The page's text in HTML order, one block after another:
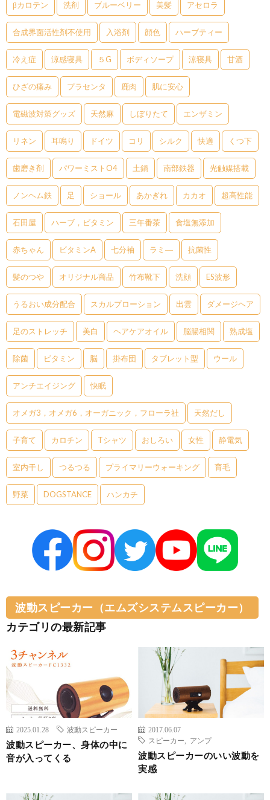
βカロテン 洗剤 ブルーベリー 美髪 アセロラ
合成界面活性剤不使用 入浴剤 顔色 ハーブティー
冷え症 涼感寝具 ５G ボディソープ 涼寝具 甘酒
ひざの痛み プラセンタ 鹿肉 肌に安心
電磁波対策グッズ 天然麻 しぼりたて エンザミン
リネン 耳鳴り ドイツ コリ シルク 快適 くつ下
歯磨き剤 パワーミストO4 土鍋 南部鉄器 光触媒搭載
ノンヘム鉄 足 ショール あかぎれ カカオ 超高性能
石田屋 ハーブ，ビタミン 三年番茶 食塩無添加
赤ちゃん ビタミンA 七分袖 ラミ― 抗菌性
髪のつや オリジナル商品 竹布靴下 洗顔 ES波形
うるおい成分配合 スカルプローション 出雲 ダメージヘア
足のストレッチ 美白 ヘアケアオイル 脳腸相関 熟成塩
除菌 ビタミン 脳 掛布団 タブレット型 ウール
アンチエイジング 快眠
オメガ3，オメガ6，オーガニック，フローラ社 天然だし
子育て カロチン Tシャツ おしろい 女性 静電気
室内干し つるつる プライマリーウォーキング 育毛
野菜 DOGSTANCE ハンカチ
波動スピーカー（エムズシステムスピーカー）
カテゴリの最新記事
2025.01.28 波動スピーカー
波動スピーカー、身体の中に
音が入ってくる
2017.06.07
スピーカー
アンプ
波動スピーカーのいい波動を
実感